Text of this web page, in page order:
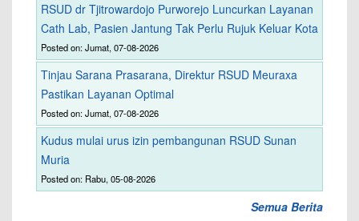
RSUD dr Tjitrowardojo Purworejo Luncurkan Layanan
Cath Lab, Pasien Jantung Tak Perlu Rujuk Keluar Kota
Posted on: Jumat, 07-08-2026
Tinjau Sarana Prasarana, Direktur RSUD Meuraxa
Pastikan Layanan Optimal
Posted on: Jumat, 07-08-2026
Kudus mulai urus izin pembangunan RSUD Sunan
Muria
Posted on: Rabu, 05-08-2026
Semua Berita